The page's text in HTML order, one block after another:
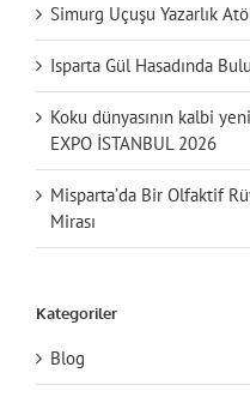
Simurg Uçuşu Yazarlık
Isparta Gül Hasadında
Koku dünyasının kalbi
EXPO İSTANBUL 2026
Misparta’da Bir Olfaktif
Mirası
Kategoriler
Blog